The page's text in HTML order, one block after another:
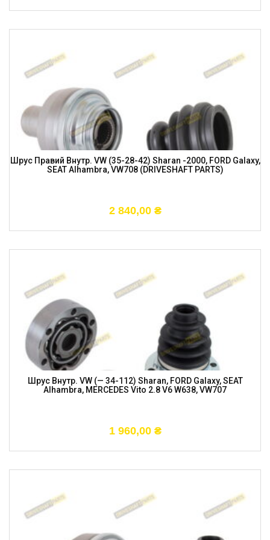
Шрус Правий Внутр. VW (35-28-42) Sharan -2000, FORD Galaxy,
SEAT Alhambra, VW708 (DRIVESHAFT PARTS)
2 840,00 ₴
Шрус Внутр. VW (— 34-112) Sharan, FORD Galaxy, SEAT
Alhambra, MERCEDES Vito 2.8 V6 W638, VW707
1 960,00 ₴